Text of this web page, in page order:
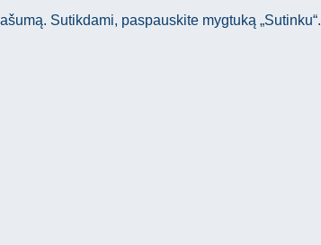
Sutikdami, paspauskite mygtuką „Sutinku“.